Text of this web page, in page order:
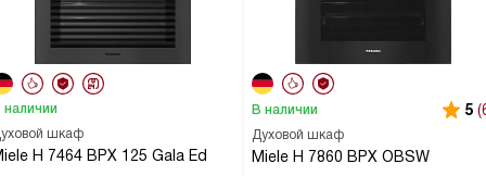
шкаф
H 7464 BPX 125 Gala Ed
наличии
Духовой шкаф
Miele H 7860 BPX OBSW
В наличии 5